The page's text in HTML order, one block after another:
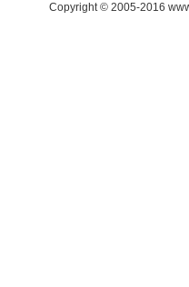
Copyright © 2005-2016